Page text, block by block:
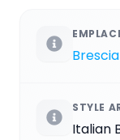
Brescia
STYLE
Italian